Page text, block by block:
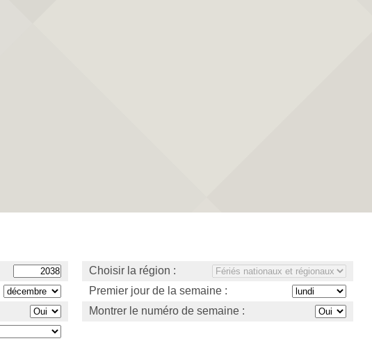
Choisir la région :
Premier jour de la semaine :
Montrer le numéro de semaine :